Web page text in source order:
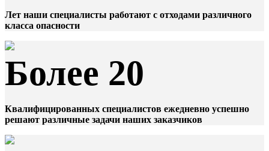
Лет наши специалисты работают с отходами различного
класса опасности
Более 20
Квалифицированных специалистов ежедневно успешно
решают различные задачи наших заказчиков